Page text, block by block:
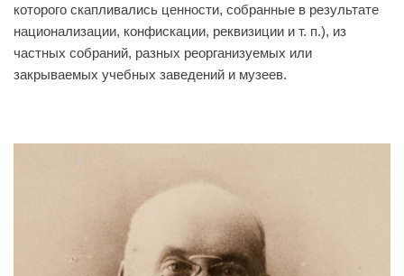
которого скапливались ценности, собранные в результате
национализации, конфискации, реквизиции и т. п.), из
частных собраний, разных реорганизуемых или
закрываемых учебных заведений и музеев.